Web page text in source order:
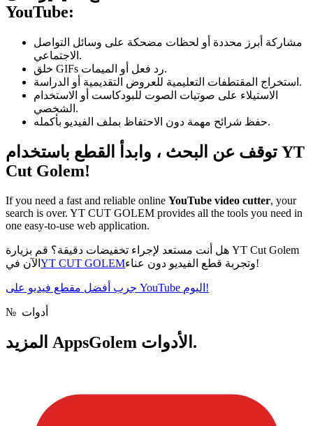
YouTube:
مشاركة أبرز محددة أو لحظات مضحكة على وسائل التواصل
الاجتماعي.
خلق GIFs رد فعل أو الميمات.
استخراج المقتطفات التعليمية للعروض التقديمية أو الدراسة.
الاستيلاء على صوتيات الصوت للبودكاست أو الاستخدام
الشخصي.
حفظ شرائح مهمة دون الاحتفاظ بملف الفيديو بأكمله.
توقف عن البحث ، وابدأ القطع باستخدام YT
Cut Golem!
If you need a fast and reliable online YouTube video cutter, your
search is over. YT CUT GOLEM provides all the tools you need in
one easy-to-use web application.
هل أنت مستعد لإجراء تخفيضات دقيقة؟ قم بزيارة YT Cut Golem
الآن في YT CUT GOLEM وتجربة قطع الفيديو دون عناء!
جرب أفضل مقطع فيديو على YouTube اليوم!
№ أدوات
AppsGolem الأدوات.